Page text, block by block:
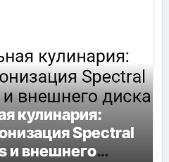
кулинария:
Spectral
и внешнего